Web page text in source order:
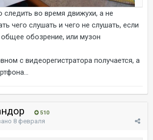
во время движухи, а не
чего слушать и чего не слушать, если
обозрение, или музон
с видеорегистратора получается, а
510
8 февраля